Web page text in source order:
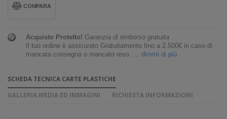
COMPARA
Acquisto Protetto! Garanzia di rimborso gratuita
Il tuo ordine è assicurato Gratuitamente fino a 2.500€ in caso di
mancata consegna o mancato reso. ... dimmi di più
SCHEDA TECNICA CARTE PLASTICHE
GALLERIA MEDIA ED IMMAGINI
RICHIESTA INFORMAZIONI